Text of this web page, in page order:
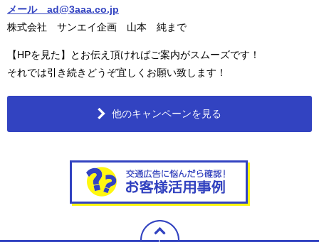
メール ad@3aaa.co.jp
株式会社 サンエイ企画 山本 純まで
【HPを見た】とお伝え頂ければご案内がスムーズです！
それでは引き続きどうぞ宜しくお願い致します！
他のキャンペーンを見る